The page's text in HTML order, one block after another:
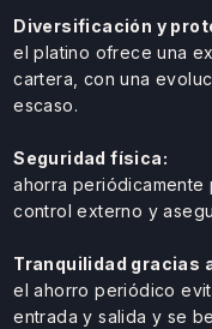
Diversificación y
el platino ofrece una
cartera, con una
escaso.
Seguridad física:
ahorra periódicamente
control externo y
Tranquilidad gracias
el ahorro periódico
entrada y salida y se